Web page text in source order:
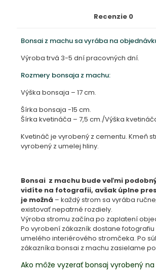
Recenzie 0
Bonsai z machu sa vyrába na
Výroba trvá 3-5 dní pracovných dní.
Rozmery bonsaja z machu:
Výška bonsaja – 17 cm.
Šírka bonsaja -15 cm.
Šírka kvetináča – 7,5 cm./Výška
Kvetináč je vyrobený z cementu. Kmeň
vyrobený z umelej hliny.
Bonsai z machu bude veľmi
vidíte na fotografii, avšak úplne
je možná – každý strom sa vyrába
existovať nepatrné rozdiely.
Výroba stromu začína po zaplatení
Po vyrobení zákazník dostane fotografiu
umelého interiérového stromčeka. Po
zákazníka bonsai z machu zasielame
Ako môže vyzerať bonsaj vyrobený